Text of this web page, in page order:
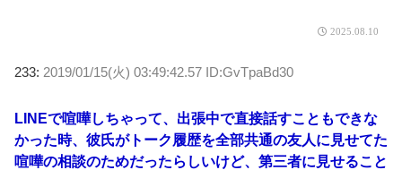
2025.08.10
233: 2019/01/15(火) 03:49:42.57 ID:GvTpaBd30
LINEで喧嘩しちゃって、出張中で直接話すこともできな
かった時、彼氏がトーク履歴を全部共通の友人に見せてた
喧嘩の相談のためだったらしいけど、第三者に見せること